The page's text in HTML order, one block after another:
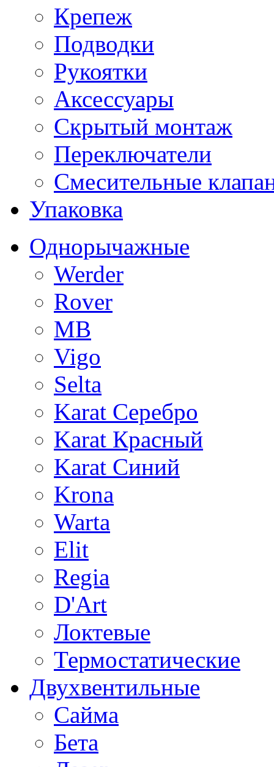
Крепеж
Подводки
Рукоятки
Аксессуары
Скрытый монтаж
Переключатели
Смесительные
Упаковка
Однорычажные
Werder
Rover
MB
Vigo
Selta
Karat Серебро
Karat Красный
Karat Синий
Krona
Warta
Elit
Regia
D'Art
Локтевые
Термостатические
Двухвентильные
Сайма
Бета